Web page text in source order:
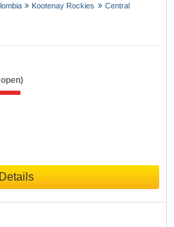
Kootenay Rockies
Central
Details